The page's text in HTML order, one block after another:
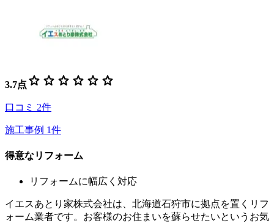
3.7点 star star star star star star
口コミ 2件
施工事例 1件
得意なリフォーム
リフォームに幅広く対応
イエスあとり家株式会社は、北海道石狩市に拠点を置くリフ
ォーム業者です。お客様のお住まいを蘇らせたいというお気